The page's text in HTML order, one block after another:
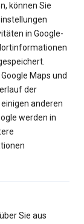
können Sie
in Google-
Maps und
der
anderen
werden in
Sie aus